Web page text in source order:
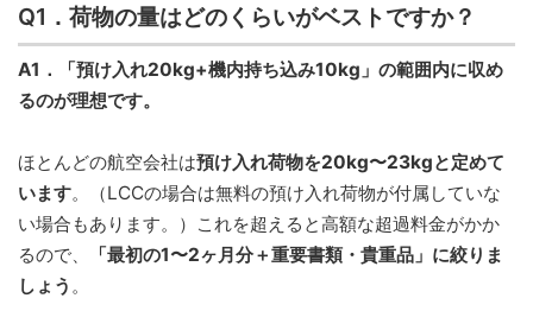
Q1．荷物の量はどのくらいがベストですか？
A1．「預け入れ20kg+機内持ち込み10kg」の範囲内に収め
るのが理想です。
ほとんどの航空会社は預け入れ荷物を20kg〜23kgと定めて
います。（LCCの場合は無料の預け入れ荷物が付属していな
い場合もあります。）これを超えると高額な超過料金がかか
るので、
「最初の1〜2ヶ月分＋重要書類・貴重品」に絞りま
しょう 。